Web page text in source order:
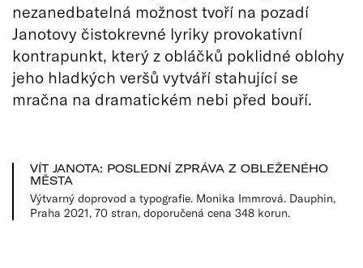
nezanedbatelná možnost tvoří na pozadí
Janotovy čistokrevné lyriky provokativní
kontrapunkt, který z obláčků poklidné oblohy
jeho hladkých veršů vytváří stahující se
mračna na dramatickém nebi před bouří.
VÍT JANOTA: POSLEDNÍ ZPRÁVA Z OBLEŽENÉHO
MĚSTA
Výtvarný doprovod a typografie. Monika Immrová. Dauphin,
Praha 2021, 70 stran, doporučená cena 348 korun.